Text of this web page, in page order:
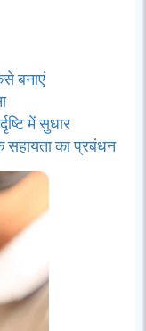
बनाएं
में सुधार
का प्रबंधन